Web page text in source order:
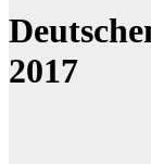
2017